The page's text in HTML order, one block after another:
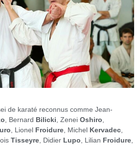
de karaté reconnus comme Jean-
, Bernard Bilicki, Zenei Oshiro,
, Lionel Froidure, Michel Kervadec,
Tisseyre, Didier Lupo, Lilian Froidure,